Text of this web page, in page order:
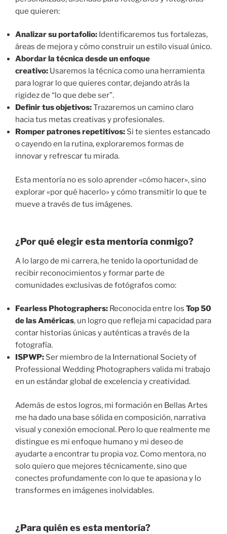
que quieren:
Analizar su portafolio: Identificaremos tus fortalezas,
áreas de mejora y cómo construir un estilo visual único.
Abordar la técnica desde un enfoque
creativo: Usaremos la técnica como una herramienta
para lograr lo que quieres contar, dejando atrás la
rigidez de “lo que debe ser”.
Definir tus objetivos:Trazaremos un camino claro
hacia tus metas creativas y profesionales.
Romper patrones repetitivos: Si te sientes estancado
o cayendo en la rutina, exploraremos formas de
innovar y refrescar tu mirada.
Esta mentoría no es solo aprender «cómo hacer», sino
explorar «por qué hacerlo» y cómo transmitir lo que te
mueve a través de tus imágenes.
¿Por qué elegir esta mentoría conmigo?
A lo largo de mi carrera, he tenido la oportunidad de
recibir reconocimientos y formar parte de
comunidades exclusivas de fotógrafos como:
Fearless Photographers: Reconocida entre los Top 50
de las Américas, un logro que refleja mi capacidad para
contar historias únicas y auténticas a través de la
fotografía.
ISPWP: Ser miembro de la International Society of
Professional Wedding Photographers valida mi trabajo
en un estándar global de excelencia y creatividad.
Además de estos logros, mi formación en Bellas Artes
me ha dado una base sólida en composición, narrativa
visual y conexión emocional. Pero lo que realmente me
distingue es mi enfoque humano y mi deseo de
ayudarte a encontrar tu propia voz. Como mentora, no
solo quiero que mejores técnicamente, sino que
conectes profundamente con lo que te apasiona y lo
transformes en imágenes inolvidables.
¿Para quién es esta mentoría?